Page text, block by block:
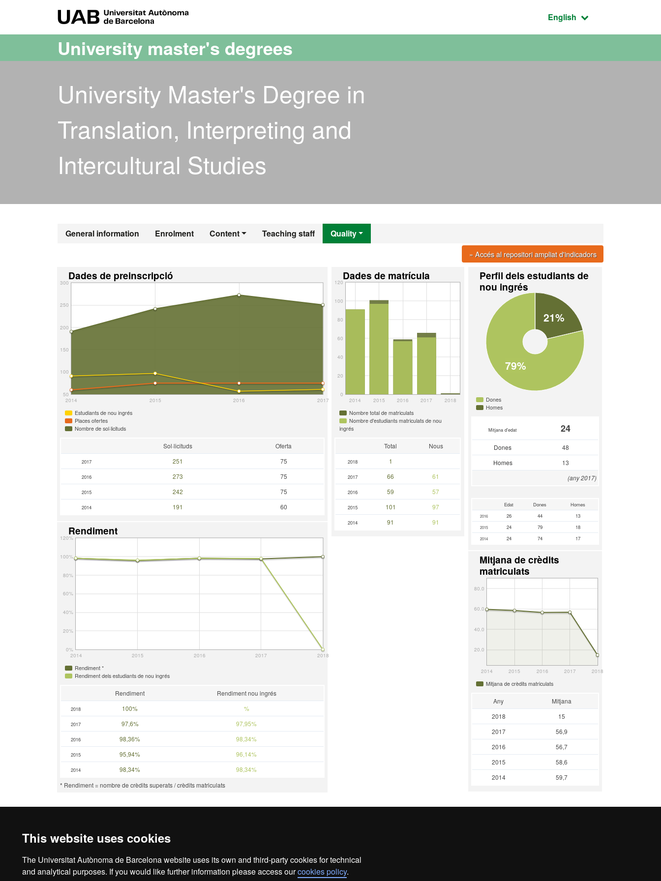
This website uses cookies
The Universitat Autònoma de Barcelona website uses its own and third-party cookies for technical
and analytical purposes. If you would like further information please access ourcookies policy.
Active language:
English
University master's degrees
University Master's Degree in
Translation, Interpreting and
Intercultural Studies
General information Enrolment Content Teaching staff Quality
» Accés al repositori ampliat d'indicadors
Perfil dels estudiants de
nou ingrés
21%
79%
Dones
Homes
Mitjana d'edat 24
Dones
48
Homes
13
(any 2017)
Edat Dones Homes
2016 26 44 13
2015 24 79 18
2014 24 74 17
Mitjana de crèdits
matriculats
2014 2015 2016 2017 2018
20.0
40.0
60.0
80.0
Mitjana de crèdits matriculats
Any
Mitjana
2018
15
2017
56,9
2016
56,7
2015
58,6
2014
59,7
Dades de matrícula
2014 2015 2016 2017 2018
0
20
40
60
80
100
120
Nombre total de matriculats
Nombre d'estudiants matriculats de nou
ingrés
Total Nous
2018 1
2017 66 61
2016 59 57
2015 101 97
2014 91 91
Dades de preinscripció
2014 2015 2016 2017
50
100
150
200
250
300
Estudiants de nou ingrés
Places ofertes
Nombre de sol·licituds
Sol·licituds Oferta
2017 251 75
2016 273 75
2015 242 75
2014 191 60
Rendiment
2014 2015 2016 2017 2018
0%
20%
40%
60%
80%
100%
120%
Rendiment *
Rendiment dels estudiants de nou ingrés
Rendiment Rendiment nou ingrés
2018 100% %
2017 97,6% 97,95%
2016 98,36% 98,34%
2015 95,94% 96,14%
2014 98,34%
98,34%
* Rendiment = nombre de crèdits superats / crèdits matriculats
Legal notice Data protection About this website